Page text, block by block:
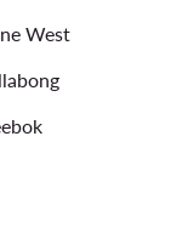
West